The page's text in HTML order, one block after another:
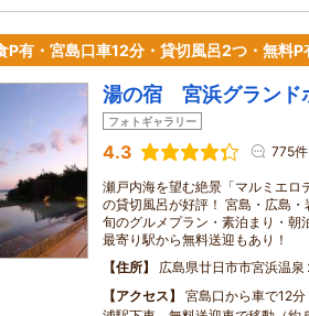
P有・宮島口車12分・貸切風呂2つ・無料P
湯の宿 宮浜グランド
フォトギャラリー
4.3 775件
瀬戸内海を望む絶景「マルミエロ
の貸切風呂が好評！ 宮島・広島
旬のグルメプラン・素泊まり・
最寄り駅から無料送迎もあり！
住所
広島県廿日市市宮浜温
アクセス
宮島口から車で12